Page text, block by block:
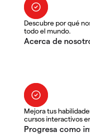
Descubre por qué
todo el mundo.
Mejora tus
cursos interactivos